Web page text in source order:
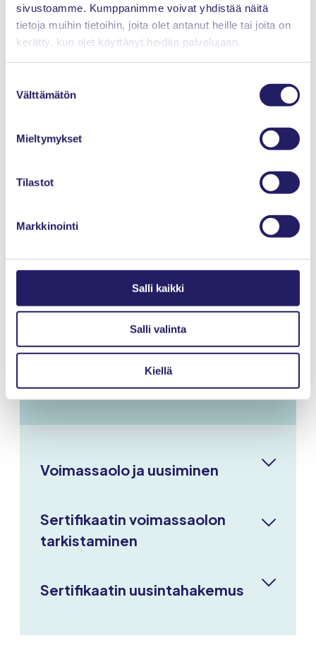
sivustoamme. Kumppanimme voivat yhdistää näitä
tietoja muihin tietoihin, joita olet antanut heille tai joita on
kerätty, kun olet käyttänyt heidän palvelujaan.
valinta
Välttämätön
Mieltymykset
Tilastot
Markkinointi
Salli kaikki
Salli valinta
Kiellä
Sertifikaatin
voimassaolo ja
uusiminen
Voimassaolo ja uusiminen
Sertifikaatin voimassaolon
tarkistaminen
Sertifikaatin uusintahakemus